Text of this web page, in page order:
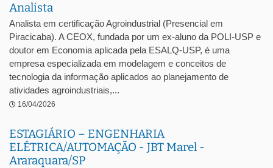
Analista
Analista em certificação Agroindustrial (Presencial em
Piracicaba). A CEOX, fundada por um ex-aluno da POLI-USP e
doutor em Economia aplicada pela ESALQ-USP, é uma
empresa especializada em modelagem e conceitos de
tecnologia da informação aplicados ao planejamento de
atividades agroindustriais,...
16/04/2026
ESTAGIÁRIO – ENGENHARIA
ELÉTRICA/AUTOMAÇÃO - JBT Marel -
Araraquara/SP